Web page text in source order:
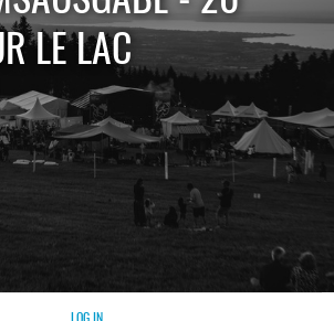
LE LAC
LOG IN